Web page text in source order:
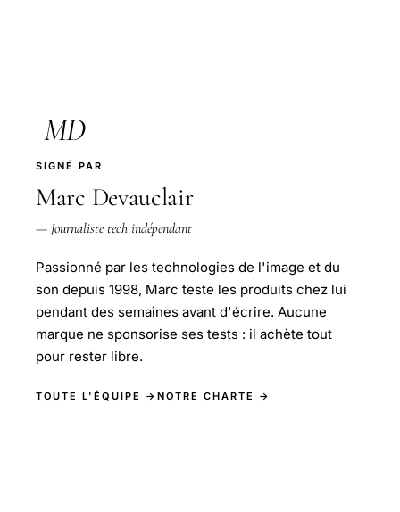
MD
SIGNÉ PAR
Marc Devauclair
— Journaliste tech indépendant
Passionné par les technologies de l'image et du
son depuis 1998, Marc teste les produits chez lui
pendant des semaines avant d'écrire. Aucune
marque ne sponsorise ses tests : il achète tout
pour rester libre.
TOUTE L'ÉQUIPE → NOTRE CHARTE →